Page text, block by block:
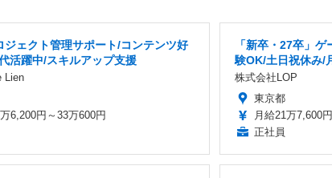
ジェクト管理サポート/コンテンツ好
活躍中/スキルアップ支援
Lien
6,200円～33万600円
「新卒・27卒」
験OK/土日祝休み/
株式会社LOP
東京都
月給21万7,600
正社員